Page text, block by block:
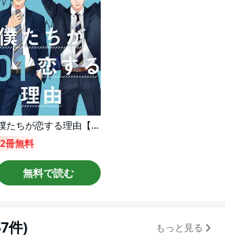
僕たちが恋する理由【単話】
2冊無料
無料で読む
件) もっと見る